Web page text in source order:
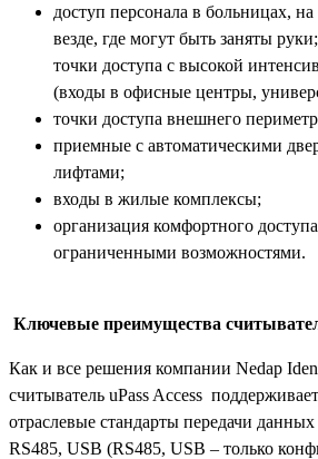
доступ персонала в больницах,
везде, где могут быть заняты руки;
точки доступа с высокой
(входы в офисные центры,
точки доступа внешнего
приемные с автоматическими
лифтами;
входы в жилые комплексы;
организация комфортного
ограниченными возможностями.
Ключевые преимущества
Как и все решения компании Nedap
считыватель uPass Access
отраслевые стандарты передачи
RS485, USB (RS485, USB – только